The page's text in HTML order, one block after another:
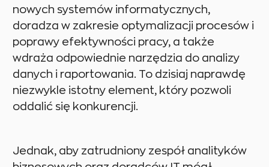
nowych systemów informatycznych,
doradza w zakresie optymalizacji procesów i
poprawy efektywności pracy, a także
wdraża odpowiednie narzędzia do analizy
danych i raportowania. To dzisiaj naprawdę
niezwykle istotny element, który pozwoli
oddalić się konkurencji.
Jednak, aby zatrudniony zespół analityków